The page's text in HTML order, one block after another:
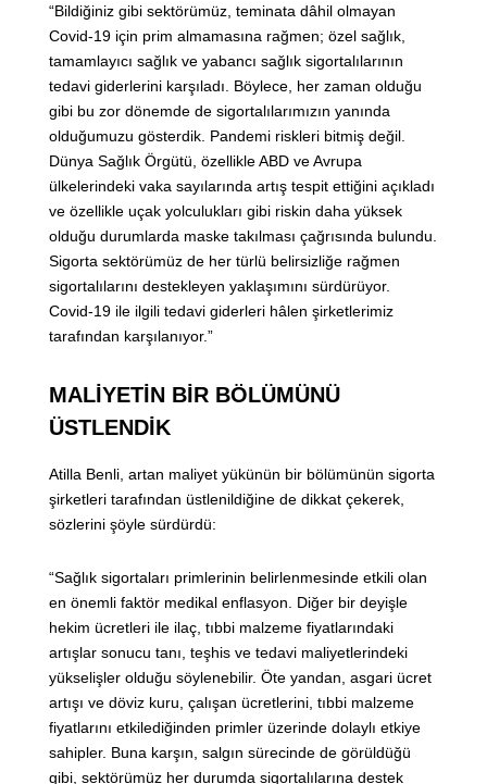
“Bildiğiniz gibi sektörümüz, teminata dâhil olmayan
Covid-19 için prim almamasına rağmen; özel sağlık,
tamamlayıcı sağlık ve yabancı sağlık sigortalılarının
tedavi giderlerini karşıladı. Böylece, her zaman olduğu
gibi bu zor dönemde de sigortalılarımızın yanında
olduğumuzu gösterdik. Pandemi riskleri bitmiş değil.
Dünya Sağlık Örgütü, özellikle ABD ve Avrupa
ülkelerindeki vaka sayılarında artış tespit ettiğini açıkladı
ve özellikle uçak yolculukları gibi riskin daha yüksek
olduğu durumlarda maske takılması çağrısında bulundu.
Sigorta sektörümüz de her türlü belirsizliğe rağmen
sigortalılarını destekleyen yaklaşımını sürdürüyor.
Covid-19 ile ilgili tedavi giderleri hâlen şirketlerimiz
tarafından karşılanıyor.”
MALİYETİN BİR BÖLÜMÜNÜ
ÜSTLENDİK
Atilla Benli, artan maliyet yükünün bir bölümünün sigorta
şirketleri tarafından üstlenildiğine de dikkat çekerek,
sözlerini şöyle sürdürdü:
“Sağlık sigortaları primlerinin belirlenmesinde etkili olan
en önemli faktör medikal enflasyon. Diğer bir deyişle
hekim ücretleri ile ilaç, tıbbi malzeme fiyatlarındaki
artışlar sonucu tanı, teşhis ve tedavi maliyetlerindeki
yükselişler olduğu söylenebilir. Öte yandan, asgari ücret
artışı ve döviz kuru, çalışan ücretlerini, tıbbi malzeme
fiyatlarını etkilediğinden primler üzerinde dolaylı etkiye
sahipler. Buna karşın, salgın sürecinde de görüldüğü
gibi, sektörümüz her durumda sigortalılarına destek